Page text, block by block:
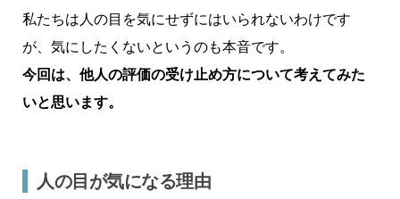
私たちは人の目を気にせずにはいられないわけです
が、気にしたくないというのも本音です。
今回は、他人の評価の受け止め方について考えてみた
いと思います。
人の目が気になる理由